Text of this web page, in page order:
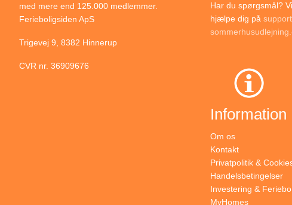
med mere end 125.000 medlemmer.
Ferieboligsiden ApS
Trigevej 9, 8382 Hinnerup
CVR nr. 36909676
Har du spørgsmål?
hjælpe dig på
Information
Om os
Kontakt
Privatpolitik &
Handelsbetingelser
Investering &
MyHomes